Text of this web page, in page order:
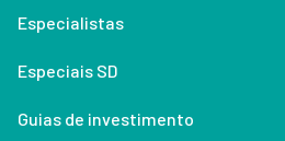
Especialistas
Especiais SD
Guias de investimento